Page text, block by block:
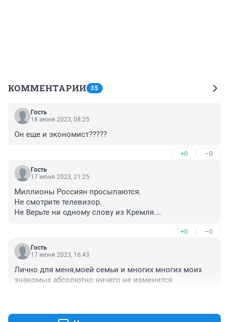
КОММЕНТАРИИ 35
Гость
18 июня 2023, 08:25
Он еще и экономист?????
+0 –0
Гость
17 июня 2023, 21:25
Миллионы Россиян просыпаются.
Не смотрите телевизор.
Не Верьте ни одному слову из Кремля.
+0 –0
Гость
17 июня 2023, 16:43
Лично для меня,моей семьи и многих многих моих
знакомых абсолютно ничего не изменится